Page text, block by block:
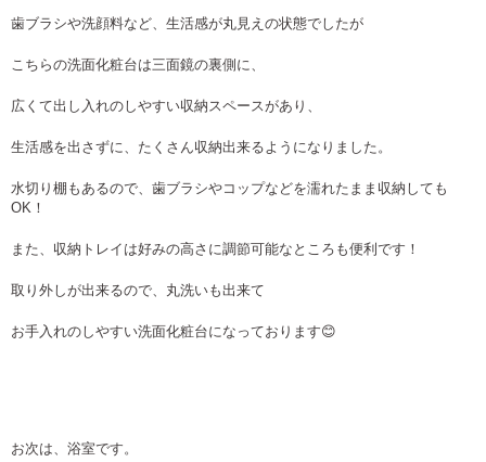
歯ブラシや洗顔料など、生活感が丸見えの状態でしたが
こちらの洗面化粧台は三面鏡の裏側に、
広くて出し入れのしやすい収納スペースがあり、
生活感を出さずに、たくさん収納出来るようになりました。
水切り棚もあるので、歯ブラシやコップなどを濡れたまま収納しても
OK！
また、収納トレイは好みの高さに調節可能なところも便利です！
取り外しが出来るので、丸洗いも出来て
お手入れのしやすい洗面化粧台になっております😊
お次は、浴室です。